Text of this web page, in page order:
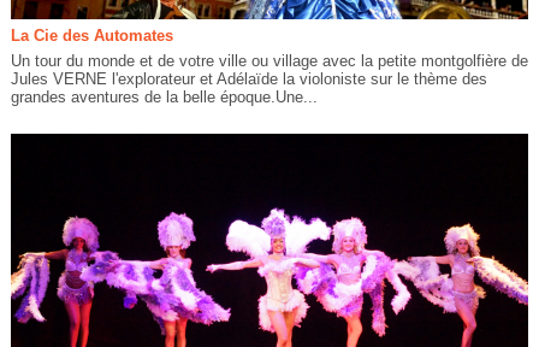
La Cie des Automates
Un tour du monde et de votre ville ou village avec la petite montgolfière de
Jules VERNE l'explorateur et Adélaïde la violoniste sur le thème des
grandes aventures de la belle époque.Une...